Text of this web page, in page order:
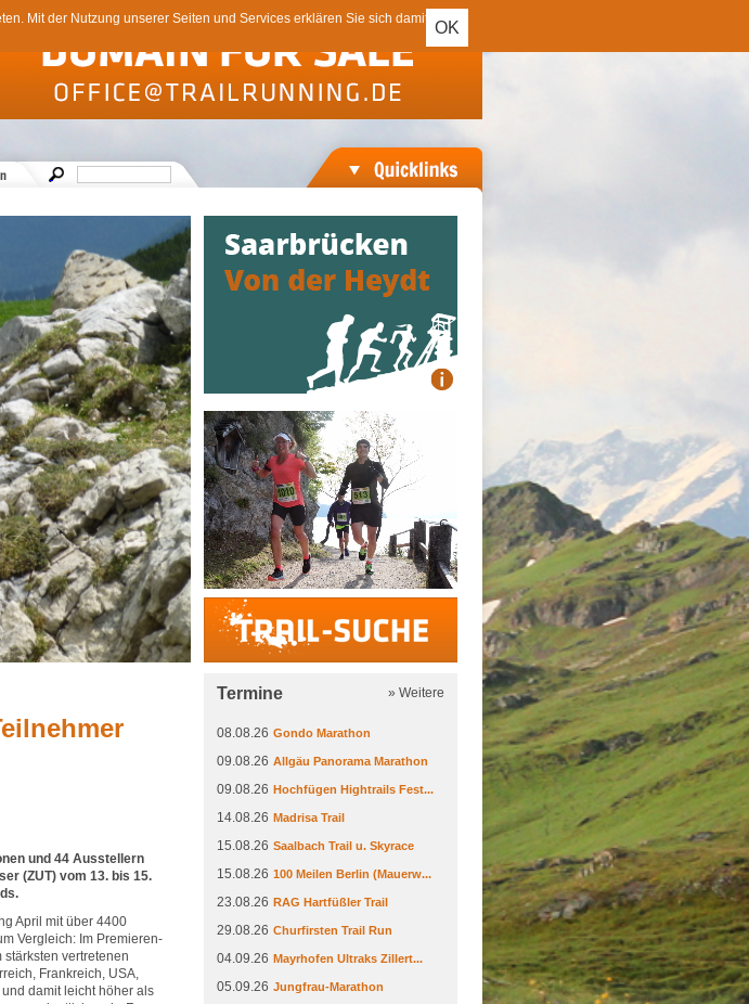
OK
Mit der Nutzung unserer Seiten und Services erklären Sie sich damit
Trail-Suche
und 44 Ausstellern
(ZUT) vom 13. bis 15.
April mit über 4400
Vergleich: Im Premieren-
vertretenen
Frankreich, USA,
damit leicht höher als
Termine » Weitere
08.08.26 Gondo Marathon
09.08.26 Allgäu Panorama Marathon
09.08.26 Hochfügen Hightrails Fest...
14.08.26 Madrisa Trail
15.08.26 Saalbach Trail u. Skyrace
15.08.26 100 Meilen Berlin (Mauerw...
23.08.26 RAG Hartfüßler Trail
29.08.26 Churfirsten Trail Run
04.09.26 Mayrhofen Ultraks Zillert...
05.09.26 Jungfrau-Marathon